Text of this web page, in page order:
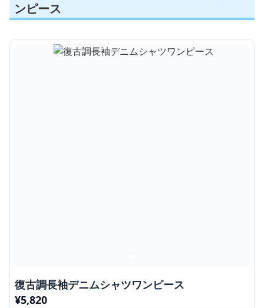
ンピース
復古調長袖デニムシャツワンピース
¥5,820